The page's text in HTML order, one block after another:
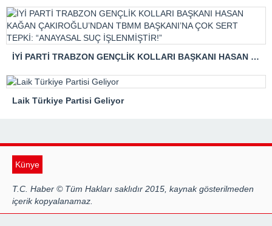
İYİ PARTİ TRABZON GENÇLİK KOLLARI BAŞKANI HASAN KAĞAN ÇAKIROĞLU’NDAN TBMM BAŞKANI’NA ÇOK SERT TEPKİ: “ANAYASAL SUÇ İŞLENMİŞTİR!”
Laik Türkiye Partisi Geliyor
Künye
T.C. Haber © Tüm Hakları saklıdır 2015, kaynak gösterilmeden
içerik kopyalanamaz.